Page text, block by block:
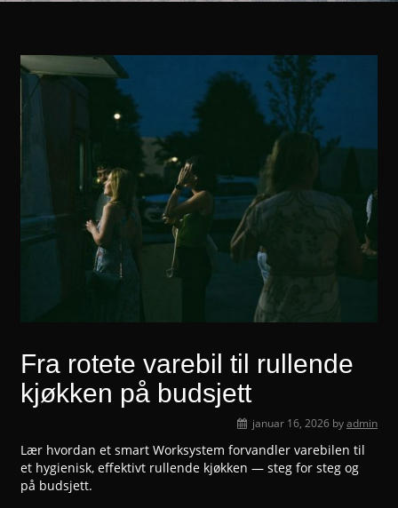
Fra rotete varebil til rullende
kjøkken på budsjett
januar 16, 2026byadmin
Lær hvordan et smart Worksystem forvandler varebilen til
et hygienisk, effektivt rullende kjøkken — steg for steg og
på budsjett.